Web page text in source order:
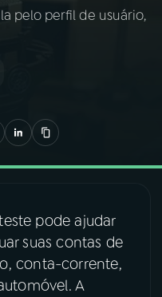
pelo perfil de usuário,
pode ajudar
suas contas de
conta-corrente,
A